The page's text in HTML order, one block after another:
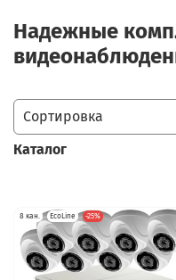
Надежные
8 кан. EcoLine -25%
Каталог